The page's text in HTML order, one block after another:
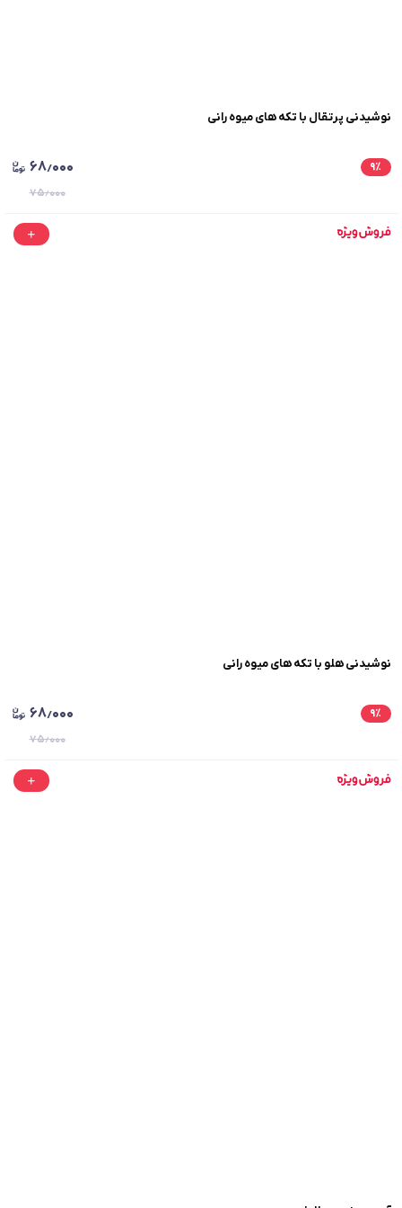
نوشیدنی پرتقال با تکه‌ های میوه رانی
۹٪ ۶۸٫۰۰۰
۷۵٫۰۰۰
نوشیدنی هلو با تکه‌ های میوه رانی
۹٪ ۶۸٫۰۰۰
۷۵٫۰۰۰